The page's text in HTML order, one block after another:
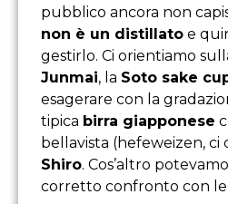
pubblico ancora non
non è un distillato e
gestirlo. Ci orientiamo
Junmai, la Soto sake
esagerare con la
tipica birra giapponese
bellavista (hefeweizen, ci
Shiro. Cos’altro
corretto confronto con